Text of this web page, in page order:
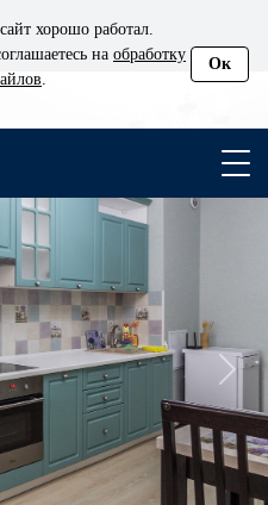
хорошо работал.
на обработку
.
Ок